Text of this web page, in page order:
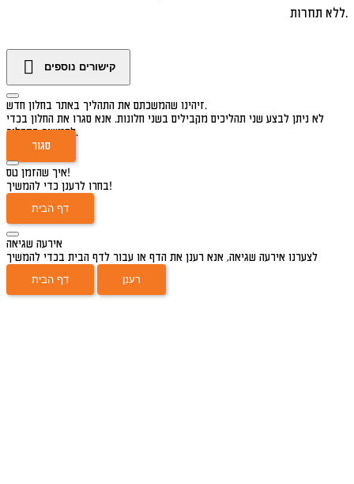
ללא תחרות.
קישורים נוספים
זיהינו שהמשכתם את התהליך באתר בחלון חדש.
לא ניתן לבצע שני תהליכים מקבילים בשני חלונות. אנא סגרו את החלון בכדי
להמשיך בתהליך.
סגור
איך שהזמן טס!
בחרו לרענן כדי להמשיך!
דף הבית
אירעה שגיאה
לצערנו אירעה שגיאה, אנא רענן את הדף או עבור לדף הבית בכדי להמשיך
דף הבית רענן